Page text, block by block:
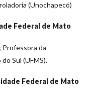
(Unochapecó)
Federal de Mato
Professora da
Sul (UFMS).
Federal de Mato